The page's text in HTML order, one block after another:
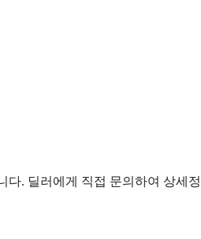
다. 딜러에게 직접 문의하여 상세정